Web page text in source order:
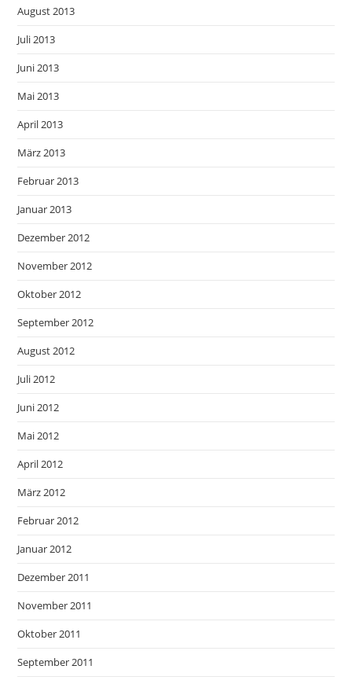
August 2013
Juli 2013
Juni 2013
Mai 2013
April 2013
März 2013
Februar 2013
Januar 2013
Dezember 2012
November 2012
Oktober 2012
September 2012
August 2012
Juli 2012
Juni 2012
Mai 2012
April 2012
März 2012
Februar 2012
Januar 2012
Dezember 2011
November 2011
Oktober 2011
September 2011